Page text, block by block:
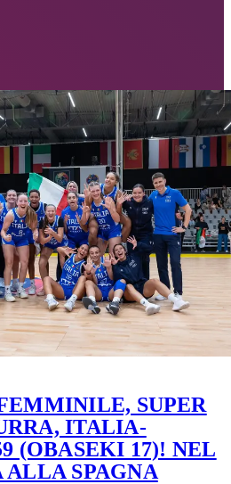
SUPER
ITALIA-
(OBASEKI 17)! NEL
ALLA SPAGNA